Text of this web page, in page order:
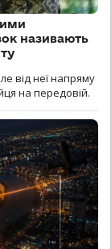
називають
від неї напряму
на передовій.